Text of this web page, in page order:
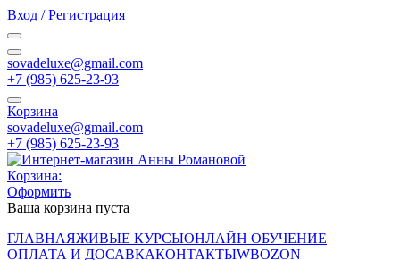
Вход / Регистрация
sovadeluxe@gmail.com
‭+7 (985) 625-23-93‬
Корзина
sovadeluxe@gmail.com
‭+7 (985) 625-23-93‬
Корзина:
Оформить
Ваша корзина пуста
ГЛАВНАЯЖИВЫЕ КУРСЫОНЛАЙН ОБУЧЕНИЕ
ОПЛАТА И ДОСАВКАКОНТАКТЫWBOZON